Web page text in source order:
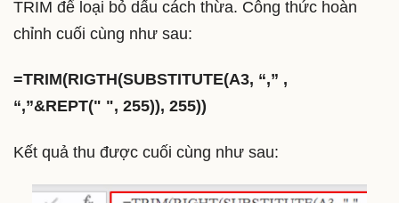
TRIM để loại bỏ dấu cách thừa. Công thức hoàn
chỉnh cuối cùng như sau:
=TRIM(RIGTH(SUBSTITUTE(A3, “,” ,
“,”&REPT(" ", 255)), 255))
Kết quả thu được cuối cùng như sau: